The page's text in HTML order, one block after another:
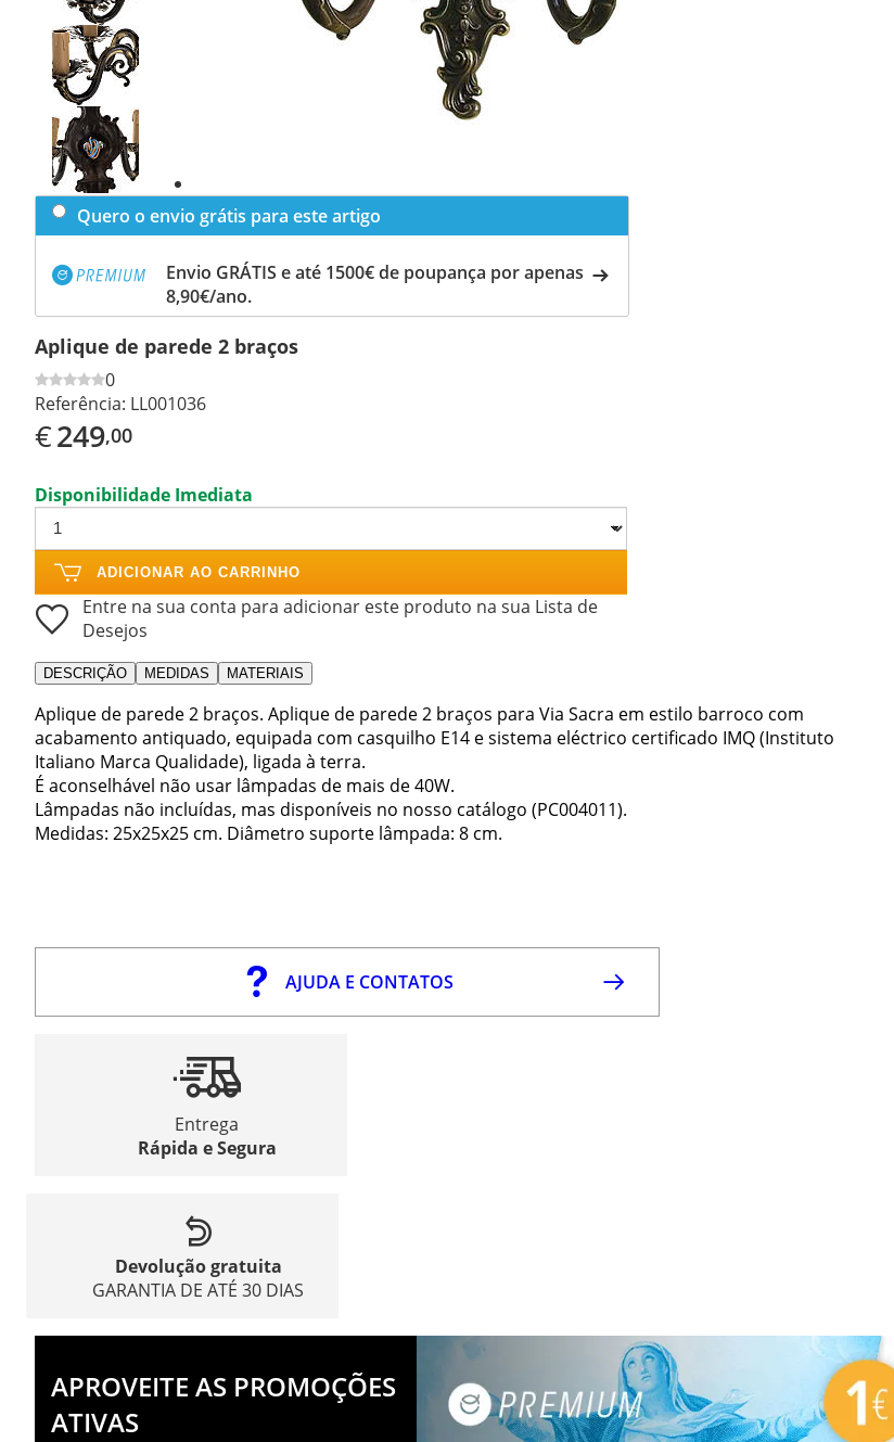
Previous
slide
Next
slide
Quero o envio grátis para este artigo
Envio GRÁTIS e até 1500€ de poupança por apenas
8,90€/ano.
Aplique de parede 2 braços
0
Referência: LL001036
€249,00
Disponibilidade Imediata
ADICIONAR AO CARRINHO
Entre na sua conta para adicionar este produto na sua Lista de
Desejos
DESCRIÇÃO MEDIDAS MATERIAIS
Aplique de parede 2 braços. Aplique de parede 2 braços para Via Sacra em estilo barroco com
acabamento antiquado, equipada com casquilho E14 e sistema eléctrico certificado IMQ (Instituto
Italiano Marca Qualidade), ligada à terra.
É aconselhável não usar lâmpadas de mais de 40W.
Lâmpadas não incluídas, mas disponíveis no nosso catálogo (PC004011).
Medidas: 25x25x25 cm. Diâmetro suporte lâmpada: 8 cm.
AJUDA E CONTATOS
Entrega
Rápida e Segura
Devolução gratuita
GARANTIA DE ATÉ 30 DIAS
APROVEITE AS PROMOÇÕES
ATIVAS